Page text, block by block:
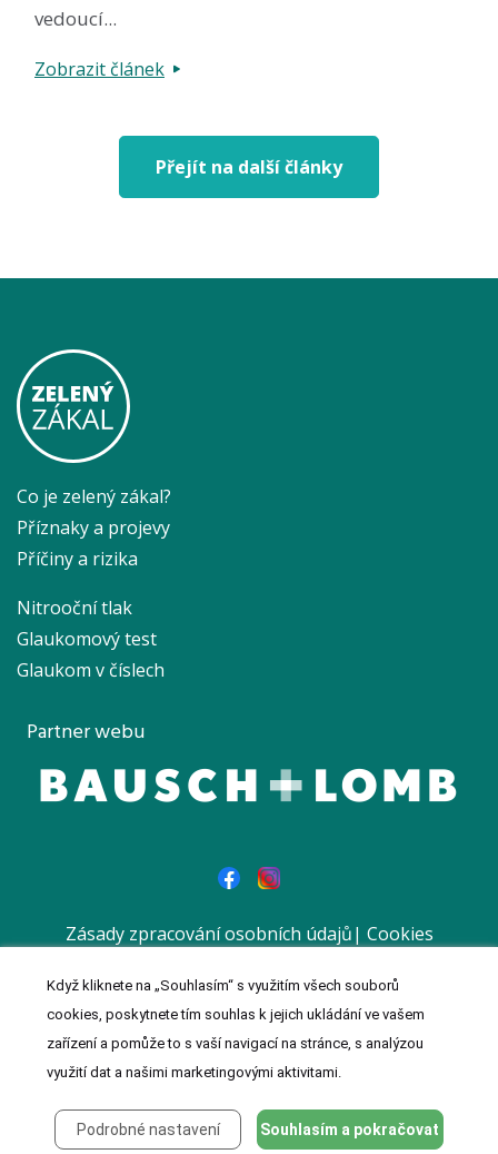
vedoucí...
Zobrazit článek
Přejít na další články
Co je zelený zákal?
Příznaky a projevy
Příčiny a rizika
Nitrooční tlak
Glaukomový test
Glaukom v číslech
Partner webu
Zásady zpracování osobních údajů| Cookies
© 2023 MeDitorial | Vytvořil a spravuje Meditorial
| ISSN 1803-
Když kliknete na „Souhlasím“ s využitím všech souborů
cookies, poskytnete tím souhlas k jejich ukládání ve vašem
zařízení a pomůže to s vaší navigací na stránce, s analýzou
využití dat a našimi marketingovými aktivitami.
Podrobné nastavení Souhlasím a pokračovat